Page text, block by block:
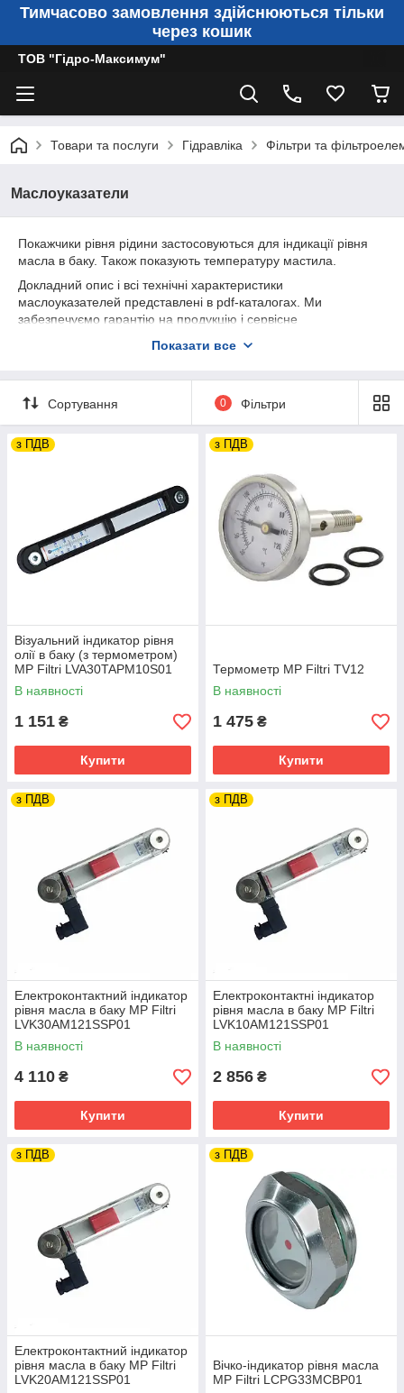
Тимчасово замовлення здійснюються тільки
через кошик
ТОВ "Гідро-Максимум"
Товари та послуги Гідравліка Фільтри та
Маслоуказатели
Покажчики рівня рідини застосовуються для індикації рівня
масла в баку. Також показують температуру мастила.
Докладний опис і всі технічні характеристики
маслоуказателей представлені в pdf-каталогах. Ми
забезпечуємо гарантію на продукцію і сервісне
про ціну, умови доставки і форми оплати. Зателефонувавши
за вказаними номерами телефону, Ви можете уточнити будь-
яку цікаву інформацію.
Показати все
Сортування 0 Фільтри
з ПДВ
Візуальний індикатор рівня
олії в баку (з термометром)
MP Filtri LVA30TAPM10S01
(ХТЗ)
В наявності
1 151 ₴
Купити
з ПДВ
Термометр MP Filtri TV12
В наявності
1 475 ₴
Купити
з ПДВ
Електроконтактний індикатор
рівня масла в баку MP Filtri
LVK30AM121SSP01
В наявності
4 110 ₴
Купити
з ПДВ
Електроконтактні індикатор
рівня масла в баку MP Filtri
LVK10AM121SSP01
В наявності
2 856 ₴
Купити
з ПДВ
Електроконтактний індикатор
рівня масла в баку MP Filtri
LVK20AM121SSP01
з ПДВ
Вічко-індикатор рівня масла
MP Filtri LCPG33MCBP01